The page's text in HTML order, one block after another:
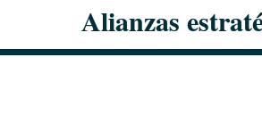
Alianzas